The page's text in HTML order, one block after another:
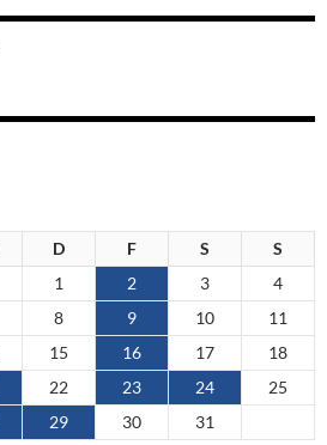
D F S
S
1
2 3
4
8 9 10
11
15 16 17
18
22 23 24
25
29 30
31